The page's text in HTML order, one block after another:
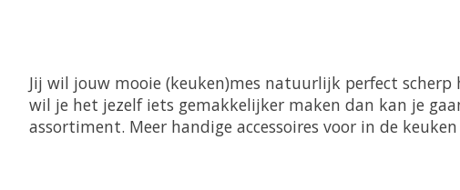
Jij wil jouw mooie (keuken)mes natuurlijk perfect
wil je het jezelf iets gemakkelijker maken dan kan je
assortiment. Meer handige accessoires voor in de